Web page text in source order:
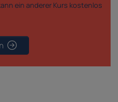
ein anderer Kurs kostenlos